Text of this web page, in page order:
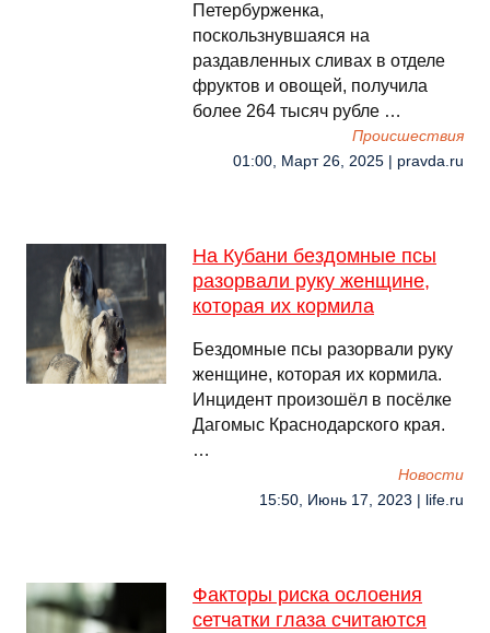
Петербурженка,
поскользнувшаяся на
раздавленных сливах в отделе
фруктов и овощей, получила
более 264 тысяч рубле …
Происшествия
01:00, Март 26, 2025 | pravda.ru
На Кубани бездомные псы
разорвали руку женщине,
которая их кормила
Бездомные псы разорвали руку
женщине, которая их кормила.
Инцидент произошёл в посёлке
Дагомыс Краснодарского края.
…
Новости
15:50, Июнь 17, 2023 | life.ru
Факторы риска ослоения
сетчатки глаза считаются